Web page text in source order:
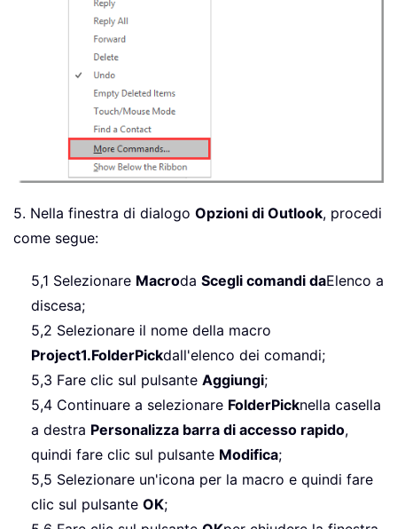
5. Nella finestra di dialogo Opzioni di Outlook, procedi
come segue:
5,1 Selezionare Macroda Scegli comandi daElenco a
discesa;
5,2 Selezionare il nome della macro
Project1.FolderPickdall'elenco dei comandi;
5,3 Fare clic sul pulsante Aggiungi;
5,4 Continuare a selezionare FolderPicknella casella
a destra Personalizza barra di accesso rapido,
quindi fare clic sul pulsante Modifica;
5,5 Selezionare un'icona per la macro e quindi fare
clic sul pulsante OK;